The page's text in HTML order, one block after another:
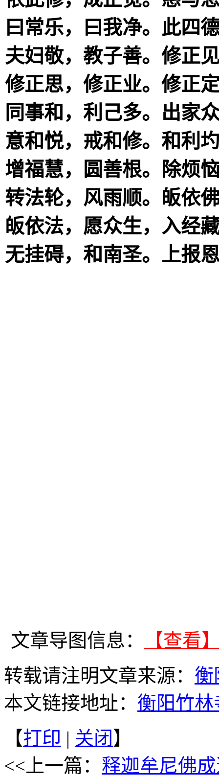
曰常乐，曰我净。此四
夫妇敬，教子善。修正
修正思，修正业。修正
同事和，利己多。出家
意和悦，戒和修。和利
增福慧，圆善根。除烦
转法轮，风雨顺。皈依
皈依法，愿众生，入经
无挂碍，和南圣。上报
文章导图信息：
【查看
转载请注明文章来源： 衡
本文链接地址： 衡阳竹
【打印 | 关闭 】
<<上一篇： 释迦牟尼佛